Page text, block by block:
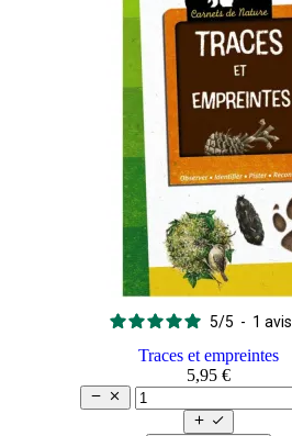
5/5 - 1avis
Traces et empreintes
5,95 €



